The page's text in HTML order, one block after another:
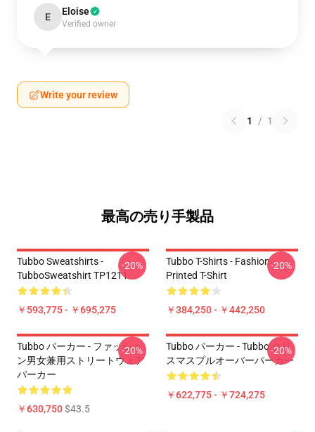
E Eloise
Verified owner
Write your review
1 / 1
最高の売り手製品
Tubbo Sweatshirts -
TubboSweatshirt TP1211
￥593,775 - ￥695,275
-20%
Tubbo T-Shirts - Fashion
Printed T-Shirt
￥384,250 - ￥442,250
-20%
Tubbo パーカー - ファッショ
ン男女兼用ストリートウェア
パーカー
￥630,750$43.5
-20%
Tubbo パーカー - Tubbo クリ
スマスプルオーバーパーカー
￥622,775 - ￥724,275
-20%